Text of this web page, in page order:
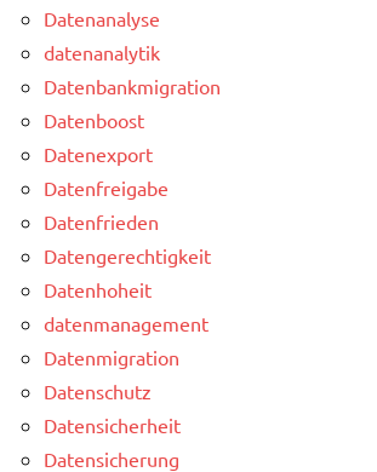
Datenanalyse
datenanalytik
Datenbankmigration
Datenboost
Datenexport
Datenfreigabe
Datenfrieden
Datengerechtigkeit
Datenhoheit
datenmanagement
Datenmigration
Datenschutz
Datensicherheit
Datensicherung